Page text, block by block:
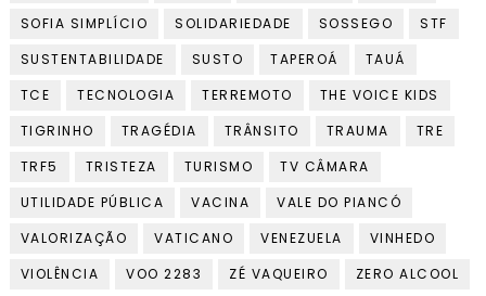
SOFIA SIMPLÍCIO
SOLIDARIEDADE SOSSEGO
STF
SUSTENTABILIDADE
SUSTO TAPEROÁ
TAUÁ
TCE
TECNOLOGIA TERREMOTO
THE VOICE KIDS
TIGRINHO
TRAGÉDIA TRÂNSITO TRAUMA
TRE
TRF5
TRISTEZA TURISMO
TV CÂMARA
UTILIDADE PÚBLICA
VACINA
VALE DO PIANCÓ
VALORIZAÇÃO
VATICANO VENEZUELA
VINHEDO
VIOLÊNCIA
VOO 2283 ZÉ VAQUEIRO ZERO ALCOOL